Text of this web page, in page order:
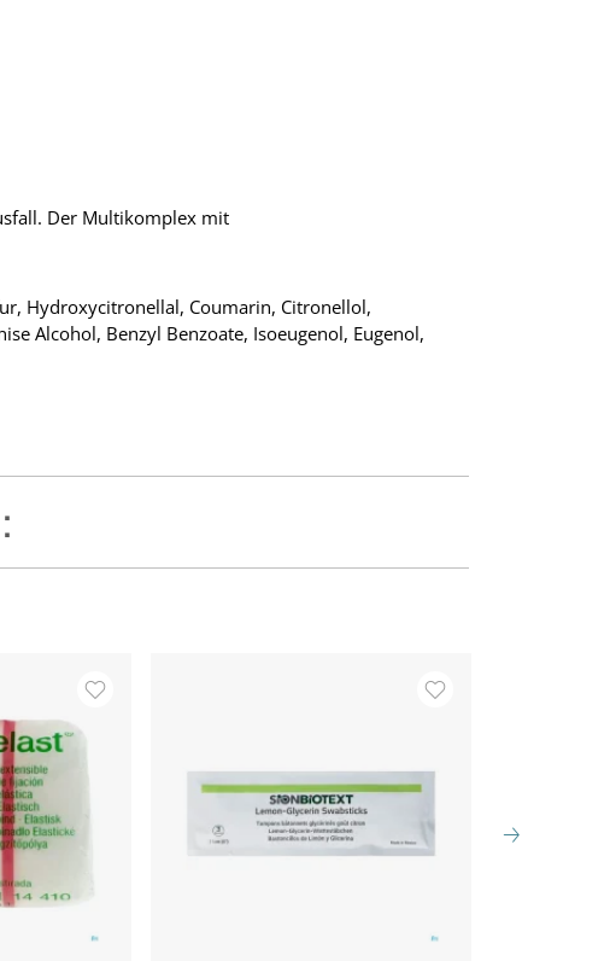
Der Multikomplex mit
Hydroxycitronellal, Coumarin, Citronellol,
Alcohol, Benzyl Benzoate, Isoeugenol, Eugenol,